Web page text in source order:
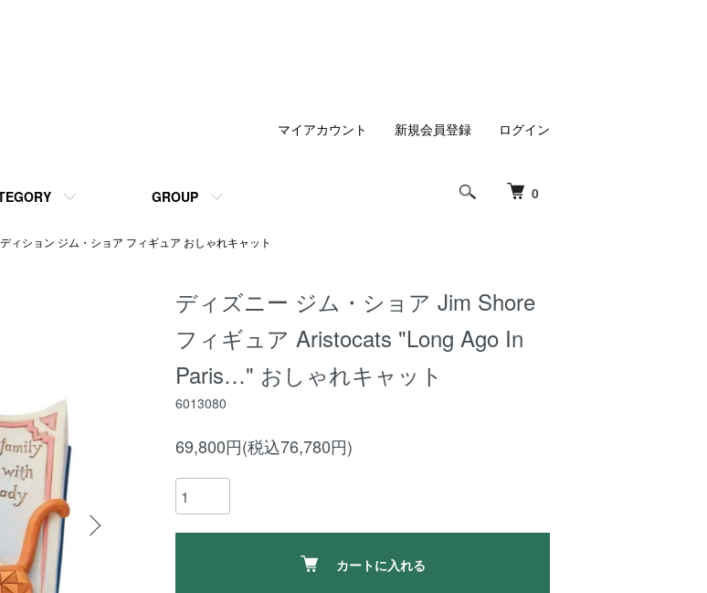
0
GROUP
マイアカウント 新規会員登録 ログイン
ィション ジム・ショア フィギュア おしゃれキャット
ディズニー ジム・ショア Jim Shore
フィギュア Aristocats "Long Ago In
Paris…" おしゃれキャット
6013080
69,800円(税込76,780円)
カートに入れる